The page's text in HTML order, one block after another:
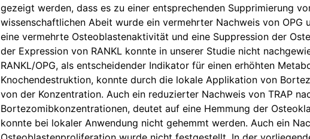
gezeigt werden, dass es zu einer entsprechenden Supprimierung
wissenschaftlichen Abeit wurde ein vermehrter Nachweis von OPG
eine vermehrte Osteoblastenaktivität und eine Suppression der
der Expression von RANKL konnte in unserer Studie nicht
RANKL/OPG, als entscheidender Indikator für einen erhöhten
Knochendestruktion, konnte durch die lokale Applikation von
von der Konzentration. Auch ein reduzierter Nachweis von TRAP
Bortezomibkonzentrationen, deutet auf eine Hemmung der
konnte bei lokaler Anwendung nicht gehemmt werden. Auch ein